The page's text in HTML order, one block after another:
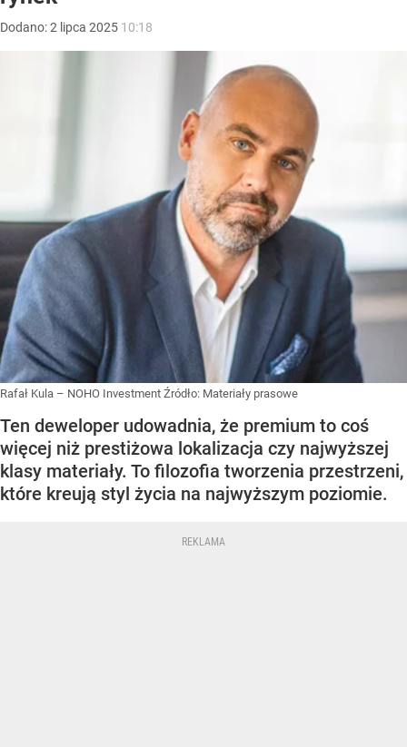
Dodano:2 lipca 2025 10:18
Rafał Kula – NOHO Investment Źródło: Materiały prasowe
Ten deweloper udowadnia, że premium to coś
więcej niż prestiżowa lokalizacja czy najwyższej
klasy materiały. To filozofia tworzenia przestrzeni,
które kreują styl życia na najwyższym poziomie.